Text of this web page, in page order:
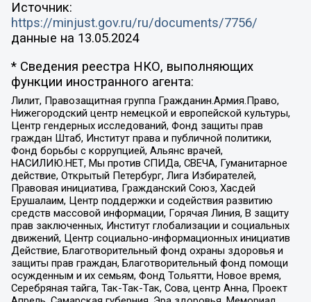
Источник:
https://minjust.gov.ru/ru/documents/7756/
данные на 13.05.2024
* Сведения реестра НКО, выполняющих
функции иностранного агента:
Лилит, Правозащитная группа Гражданин.Армия.Право,
Нижегородский центр немецкой и европейской культуры,
Центр гендерных исследований, Фонд защиты прав
граждан Штаб, Институт права и публичной политики,
Фонд борьбы с коррупцией, Альянс врачей,
НАСИЛИЮ.НЕТ, Мы против СПИДа, СВЕЧА, Гуманитарное
действие, Открытый Петербург, Лига Избирателей,
Правовая инициатива, Гражданский Союз, Хасдей
Ерушалаим, Центр поддержки и содействия развитию
средств массовой информации, Горячая Линия, В защиту
прав заключенных, Институт глобализации и социальных
движений, Центр социально-информационных инициатив
Действие, Благотворительный фонд охраны здоровья и
защиты прав граждан, Благотворительный фонд помощи
осужденным и их семьям, Фонд Тольятти, Новое время,
Серебряная тайга, Так-Так-Так, Сова, центр Анна, Проект